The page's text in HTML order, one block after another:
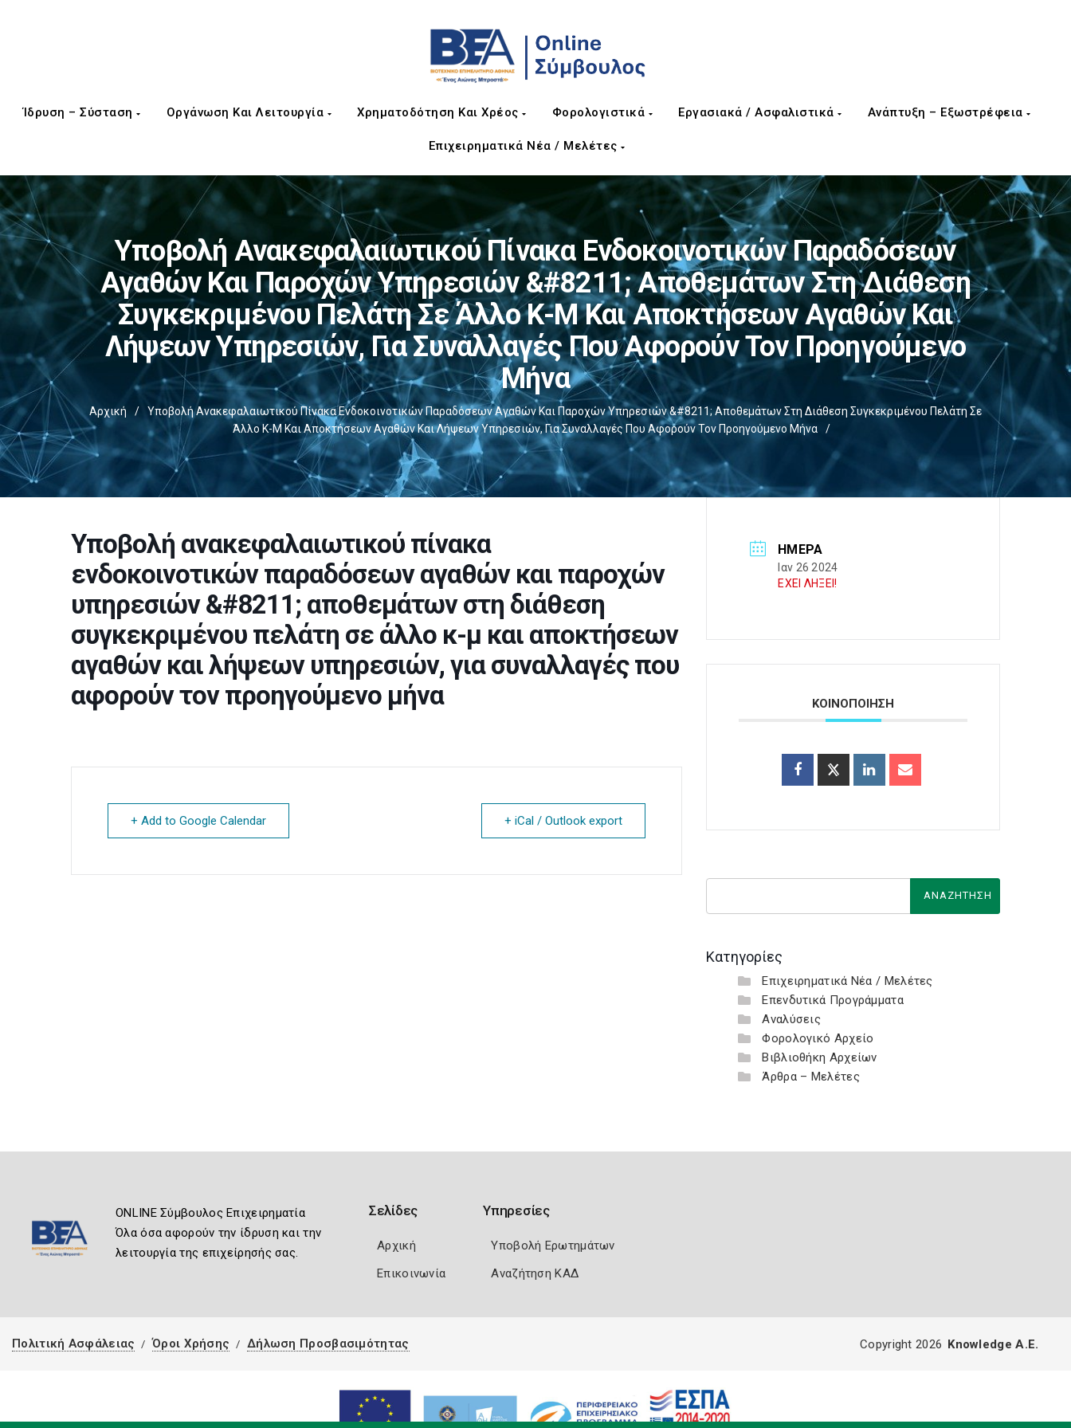
Ίδρυση – Σύσταση Οργάνωση Και Λειτουργία Χρηματοδότηση Και Χρέος Φορολογιστικά Εργασιακά / Ασφαλιστικά Ανάπτυξη – Εξωστρέφεια
Επιχειρηματικά Νέα / Μελέτες
Υποβολή Ανακεφαλαιωτικού Πίνακα Ενδοκοινοτικών Παραδόσεων
Αγαθών Και Παροχών Υπηρεσιών &#8211; Αποθεμάτων Στη Διάθεση
Συγκεκριμένου Πελάτη Σε Άλλο Κ-Μ Και Αποκτήσεων Αγαθών Και
Λήψεων Υπηρεσιών, Για Συναλλαγές Που Αφορούν Τον Προηγούμενο
Μήνα
Αρχική /
Υποβολή Ανακεφαλαιωτικού Πίνακα Ενδοκοινοτικών Παραδόσεων Αγαθών Και Παροχών Υπηρεσιών &#8211; Αποθεμάτων Στη Διάθεση Συγκεκριμένου Πελάτη Σε
Άλλο Κ-Μ Και Αποκτήσεων Αγαθών Και Λήψεων Υπηρεσιών, Για Συναλλαγές Που Αφορούν Τον Προηγούμενο Μήνα
/
Υποβολή ανακεφαλαιωτικού πίνακα
ενδοκοινοτικών παραδόσεων αγαθών και παροχών
υπηρεσιών &#8211; αποθεμάτων στη διάθεση
συγκεκριμένου πελάτη σε άλλο κ-μ και αποκτήσεων
αγαθών και λήψεων υπηρεσιών, για συναλλαγές που
αφορούν τον προηγούμενο μήνα
+ Add to Google Calendar + iCal / Outlook export
ΗΜΈΡΑ
Ιαν 26 2024
ΕΧΕΙ ΛΗΞΕΙ!
ΚΟΙΝΟΠΟΙΗΣΗ
Κατηγορίες
Επιχειρηματικά Νέα / Μελέτες
Επενδυτικά Προγράμματα
Αναλύσεις
Φορολογικό Αρχείο
Βιβλιοθήκη Αρχείων
Άρθρα – Μελέτες
ONLINE Σύμβουλος Επιχειρηματία
Όλα όσα αφορούν την ίδρυση και την
λειτουργία της επιχείρησής σας.
Σελίδες
Αρχική
Επικοινωνία
Υπηρεσίες
Υποβολή Ερωτημάτων
Αναζήτηση ΚΑΔ
Πολιτική Ασφάλειας Όροι Χρήσης Δήλωση Προσβασιμότητας Copyright 2026 Knowledge A.E.